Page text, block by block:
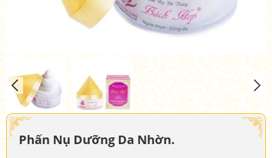
Phấn Nụ Dưỡng Da Nhờn.